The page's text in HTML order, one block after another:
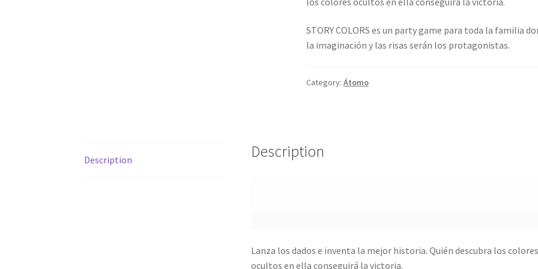
STORY COLORS es un party game para toda la familia
la imaginación y las risas serán los protagonistas.
Category:Átomo
Description Description
Lanza los dados e inventa la mejor historia. Quién descubra los colores
ocultos en ella conseguirá la victoria.